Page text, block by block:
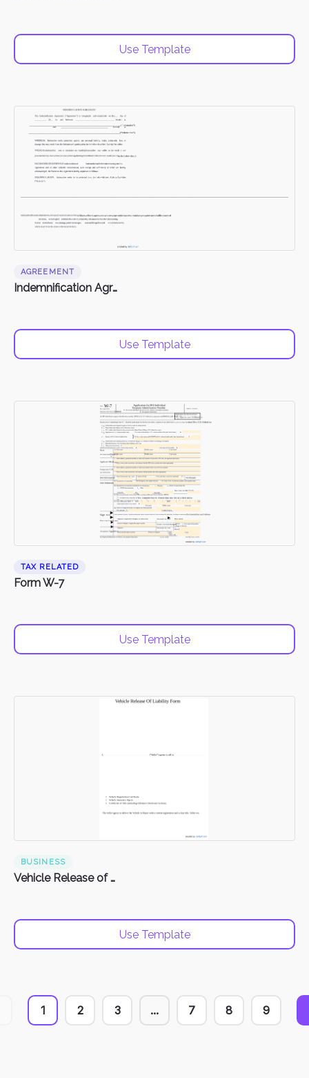
Use Template
AGREEMENT
Indemnification Agreement
Use Template
TAX RELATED
Form W-7
Use Template
BUSINESS
Vehicle Release of Liability Form
Use Template
1 2 3 ... 7 8 9